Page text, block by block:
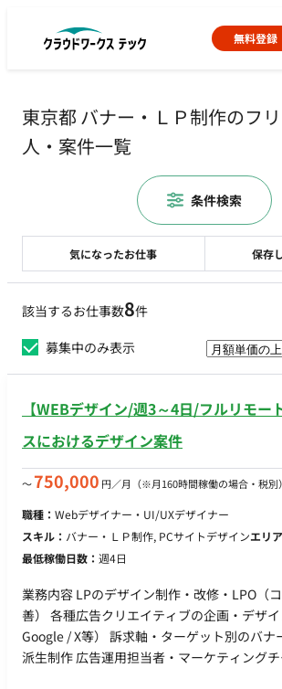
無料登録
東京都 バナー・ＬＰ制作のフ
人・案件一覧
該当するお仕事数8件
募集中のみ表示
【WEBデザイン/週3～4日/フルリモー
スにおけるデザイン案件
〜750,000 円／月 （※月160時間稼働の場合・税別）
職種： Webデザイナー・UI/UXデザイナー
スキル： バナー・ＬＰ制作, PCサイトデザインエリア
最低稼働日数： 週4日
業務内容 LPのデザイン制作・改修・LPO（
善） 各種広告クリエイティブの企画・デザイン制作（Meta /
Google / X等） 訴求軸・ターゲット別のバナーバリエーション
派生制作 広告運用担当者・マーケティングチームとの連携、配
気になったお仕事 保存
条件検索